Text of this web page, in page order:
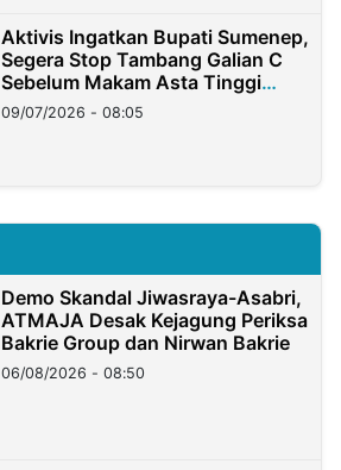
Aktivis Ingatkan Bupati Sumenep,
Segera Stop Tambang Galian C
Sebelum Makam Asta Tinggi
Longsor
09/07/2026 - 08:05
Demo Skandal Jiwasraya-Asabri,
ATMAJA Desak Kejagung Periksa
Bakrie Group dan Nirwan Bakrie
06/08/2026 - 08:50